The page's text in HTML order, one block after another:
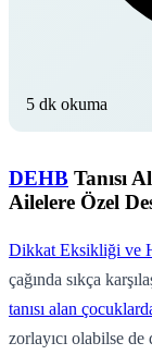
5 dk okuma
DEHB Tanısı
Ailelere Özel
Dikkat Eksikliği ve
çağında sıkça
tanısı alan
zorlayıcı olabilse